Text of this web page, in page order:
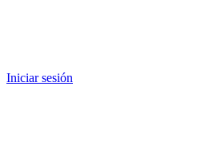
Iniciar sesión